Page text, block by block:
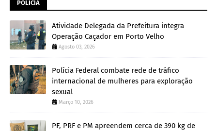
POLÍCIA
Atividade Delegada da Prefeitura integra
Operação Caçador em Porto Velho
Agosto 03, 2026
Polícia Federal combate rede de tráfico
internacional de mulheres para exploração
sexual
Março 10, 2026
PF, PRF e PM apreendem cerca de 390 kg de